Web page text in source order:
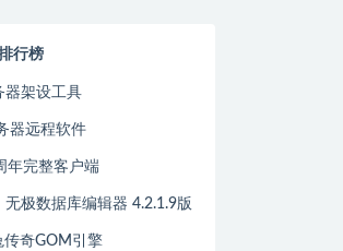
行榜
器架设工具
器远程软件
年完整客户端
无极数据库编辑器 4.2.1.9版
传奇GOM引擎